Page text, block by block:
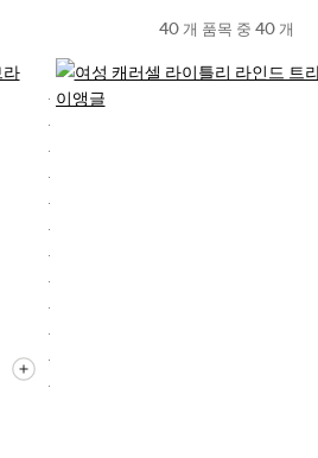
40 개 품목 중 40 개